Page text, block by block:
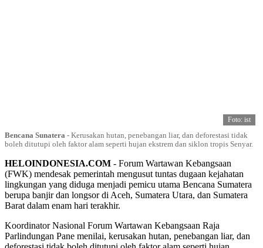
Foto: ist
Bencana Sunatera - Kerusakan hutan, penebangan liar, dan deforestasi tidak
boleh ditutupi oleh faktor alam seperti hujan ekstrem dan siklon tropis Senyar.
HELOINDONESIA.COM - Forum Wartawan Kebangsaan
(FWK) mendesak pemerintah mengusut tuntas dugaan kejahatan
lingkungan yang diduga menjadi pemicu utama Bencana Sumatera
berupa banjir dan longsor di Aceh, Sumatera Utara, dan Sumatera
Barat dalam enam hari terakhir.
Koordinator Nasional Forum Wartawan Kebangsaan Raja
Parlindungan Pane menilai, kerusakan hutan, penebangan liar, dan